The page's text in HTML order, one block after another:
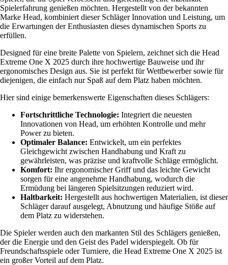
Spielerfahrung genießen möchten. Hergestellt von der bekannten
Marke Head, kombiniert dieser Schläger Innovation und Leistung, um
die Erwartungen der Enthusiasten dieses dynamischen Sports zu
erfüllen.
Designed für eine breite Palette von Spielern, zeichnet sich die Head
Extreme One X 2025 durch ihre hochwertige Bauweise und ihr
ergonomisches Design aus. Sie ist perfekt für Wettbewerber sowie für
diejenigen, die einfach nur Spaß auf dem Platz haben möchten.
Hier sind einige bemerkenswerte Eigenschaften dieses Schlägers:
Fortschrittliche Technologie: Integriert die neuesten
Innovationen von Head, um erhöhten Kontrolle und mehr
Power zu bieten.
Optimaler Balance: Entwickelt, um ein perfektes
Gleichgewicht zwischen Handhabung und Kraft zu
gewährleisten, was präzise und kraftvolle Schläge ermöglicht.
Komfort: Ihr ergonomischer Griff und das leichte Gewicht
sorgen für eine angenehme Handhabung, wodurch die
Ermüdung bei längeren Spielsitzungen reduziert wird.
Haltbarkeit: Hergestellt aus hochwertigen Materialien, ist dieser
Schläger darauf ausgelegt, Abnutzung und häufige Stöße auf
dem Platz zu widerstehen.
Die Spieler werden auch den markanten Stil des Schlägers genießen,
der die Energie und den Geist des Padel widerspiegelt. Ob für
Freundschaftsspiele oder Turniere, die Head Extreme One X 2025 ist
ein großer Vorteil auf dem Platz.